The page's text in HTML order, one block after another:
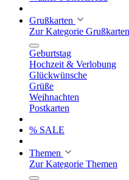
Grußkarten
Zur Kategorie Grußkarten
Geburtstag
Hochzeit & Verlobung
Glückwünsche
Grüße
Weihnachten
Postkarten
% SALE
Themen
Zur Kategorie Themen